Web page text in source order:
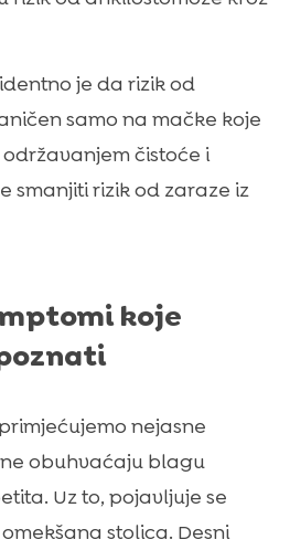
je da rizik od
samo na mačke koje
čistoće i
smanjiti rizik od zaraze iz
koje
nejasne
obuhvaćaju blagu
Uz to, pojavljuje se
stolica. Desni